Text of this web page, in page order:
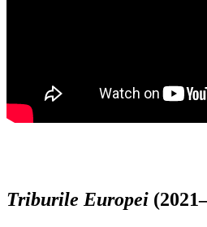
Triburile Europei